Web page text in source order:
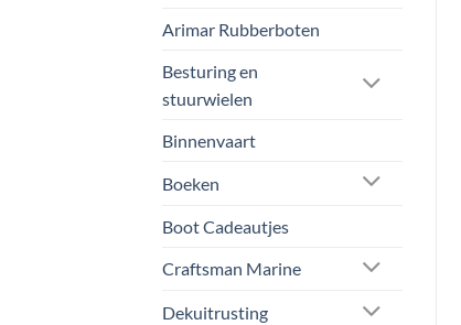
Arimar Rubberboten
Besturing en
stuurwielen
Binnenvaart
Boeken
Boot Cadeautjes
Craftsman Marine
Dekuitrusting